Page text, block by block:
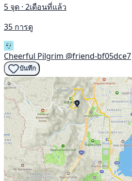
5 จุด · 2เดือนที่แล้ว
35 การดู
Cheerful Pilgrim @friend-bf05dce7
บันทึก